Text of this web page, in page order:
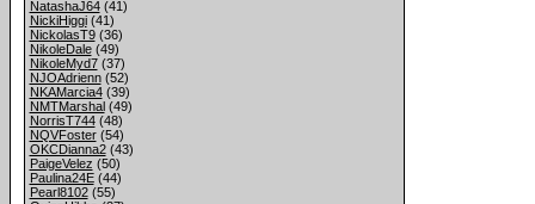
NatashaJ64(41)
NickiHiggi(41)
NickolasT9(36)
NikoleDale(49)
NikoleMyd7(37)
NJOAdrienn(52)
NKAMarcia4(39)
NMTMarshal(49)
NorrisT744(48)
NQVFoster(54)
OKCDianna2(43)
PaigeVelez (50)
Paulina24E(44)
Pearl8102(55)